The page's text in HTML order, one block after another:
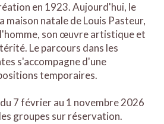
en 1923. Aujourd'hui, le
maison natale de Louis Pasteur,
son œuvre artistique et
Le parcours dans les
s'accompagne d'une
temporaires.
7 février au 1 novembre 2026
groupes sur réservation.